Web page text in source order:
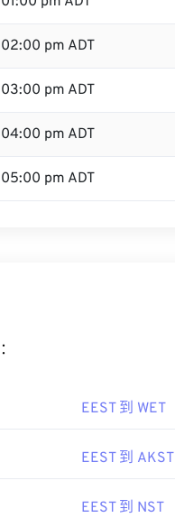
02:00 pm ADT
03:00 pm ADT
04:00 pm ADT
05:00 pm ADT
EEST 到 WET
EEST 到 AKST
EEST 到 NST